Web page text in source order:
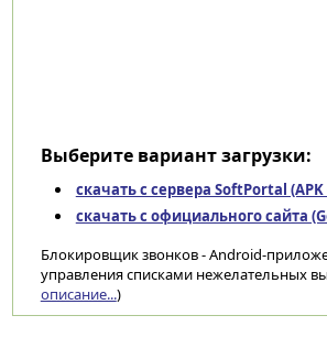
Выберите вариант загрузки:
скачать с сервера SoftPortal
скачать с официального сайта
Блокировщик звонков - Android-
управления списками нежелательных
описание...)